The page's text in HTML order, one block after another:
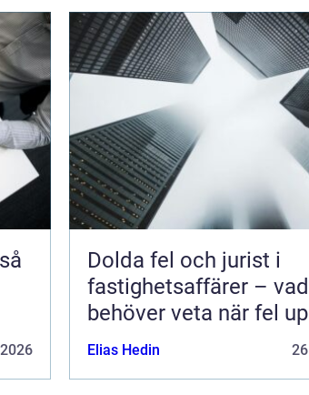
Dolda fel och jurist i
fastighetsaffärer –
behöver veta när fel
Elias Hedin